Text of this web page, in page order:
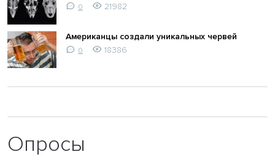
0 21982
Американцы создали уникальных червей
0 18386
Опросы